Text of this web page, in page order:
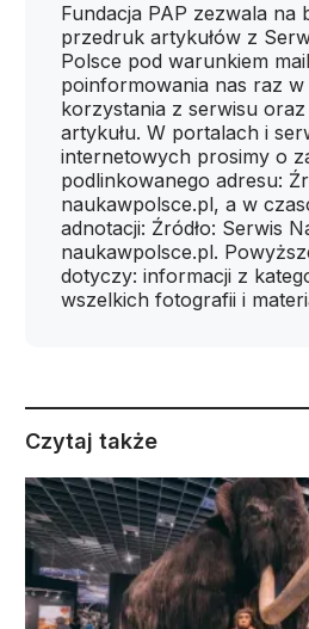
Fundacja PAP zezwala na
przedruk artykułów z
Polsce pod warunkiem
poinformowania nas raz w
korzystania z serwisu oraz
artykułu. W portalach i
internetowych prosimy o
podlinkowanego adresu:
naukawpolsce.pl, a w
adnotacji: Źródło: Serwis
naukawpolsce.pl.
dotyczy: informacji z
wszelkich fotografii i
Czytaj także